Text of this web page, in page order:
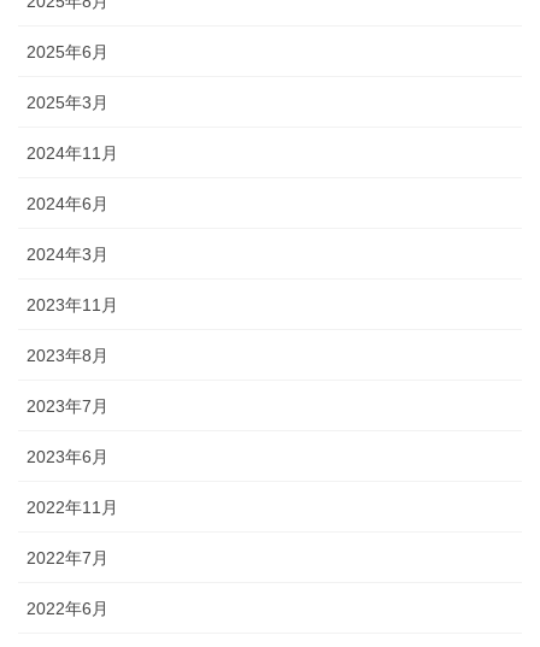
2025年6月
2025年3月
2024年11月
2024年6月
2024年3月
2023年11月
2023年8月
2023年7月
2023年6月
2022年11月
2022年7月
2022年6月